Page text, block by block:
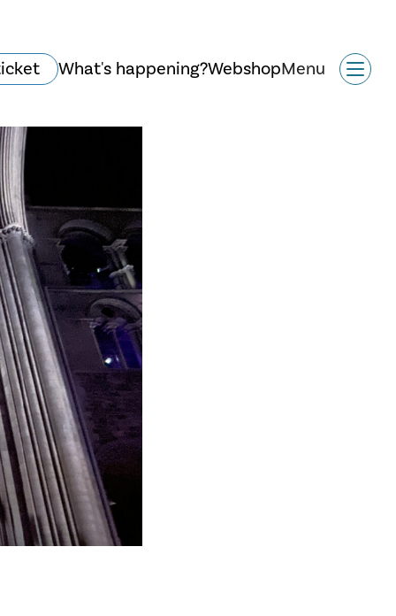
What's happening?WebshopMenu
architecture